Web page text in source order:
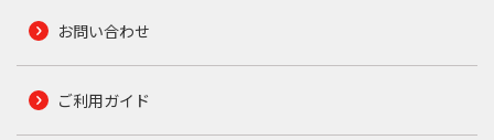
お問い合わせ
ご利用ガイド